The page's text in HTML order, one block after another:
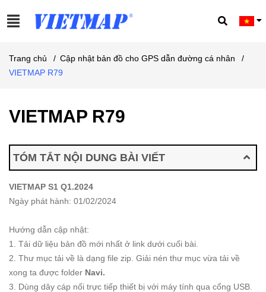
Trang chủ / Cập nhật bản đồ cho GPS dẫn đường cá nhân
/
VIETMAP R79
VIETMAP R79
TÓM TẮT NỘI DUNG BÀI VIẾT
VIETMAP S1 Q1.2024
Ngày phát hành: 01/02/2024
Hướng dẫn cập nhật:
1. Tải dữ liệu bản đồ mới nhất ở link dưới cuối bài.
2. Thư mục tải về là dạng file zip. Giải nén thư mục vừa tải về
xong ta được folder Navi.
3. Dùng dây cáp nối trực tiếp thiết bị với máy tính qua cổng USB.